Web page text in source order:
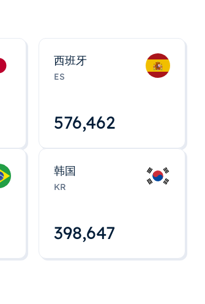
西班牙
ES
576,463
韩国
KR
398,648